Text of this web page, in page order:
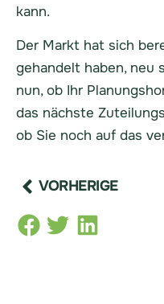
kann.
Der Markt hat sich
gehandelt haben, neu
nun, ob Ihr
das nächste
ob Sie noch auf das
VORHERIGE